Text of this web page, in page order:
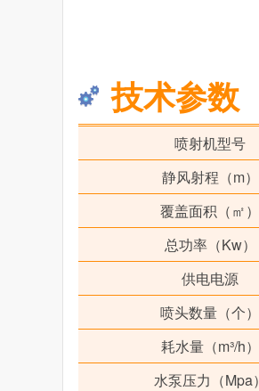
技术参数
喷射机型号
静风射程（m）
覆盖面积（㎡）
总功率（Kw）
供电电源
喷头数量（个）
耗水量（m³/h）
水泵压力（Mpa）